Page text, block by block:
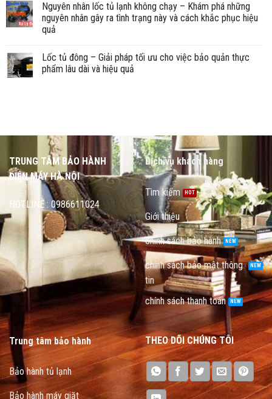
Nguyên nhân lốc tủ lạnh không chạy – Khám phá những
nguyên nhân gây ra tình trạng này và cách khắc phục hiệu
quả
Lốc tủ đông – Giải pháp tối ưu cho việc bảo quản thực
phẩm lâu dài và hiệu quả
TRUNG TÂM BẢO HÀNH
ĐIỆN MÁY HÀ NỘI
HOTLINE : 0986611024
Dịch vụ khách hàng
Tìm kiếm
Giới thiệu
chính sách bảo hành
chính sách bảo mật thông
tin
chính sách thanh toán
Trung tâm bảo hành
Bảo hành tủ lạnh
Bảo hành máy giặt
THEO DÕI CHÚNG TÔI